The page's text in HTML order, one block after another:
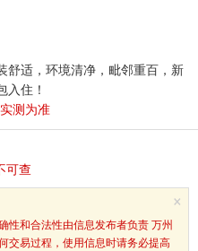
舒适，环境清净，毗邻重百，新
住！
测为准
可查
×
性和合法性由信息发布者负责 万州
交易过程，使用信息时请务必提高